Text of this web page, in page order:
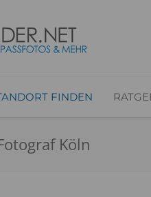
FINDEN
Köln